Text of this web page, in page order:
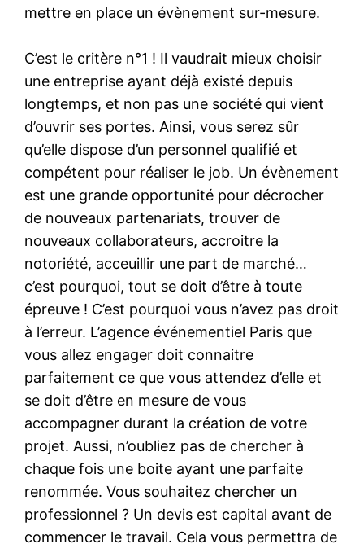
mettre en place un évènement sur-mesure.
C’est le critère n°1 ! Il vaudrait mieux choisir
une entreprise ayant déjà existé depuis
longtemps, et non pas une société qui vient
d’ouvrir ses portes. Ainsi, vous serez sûr
qu’elle dispose d’un personnel qualifié et
compétent pour réaliser le job. Un évènement
est une grande opportunité pour décrocher
de nouveaux partenariats, trouver de
nouveaux collaborateurs, accroitre la
notoriété, acceuillir une part de marché…
c’est pourquoi, tout se doit d’être à toute
épreuve ! C’est pourquoi vous n’avez pas droit
à l’erreur. L’agence événementiel Paris que
vous allez engager doit connaitre
parfaitement ce que vous attendez d’elle et
se doit d’être en mesure de vous
accompagner durant la création de votre
projet. Aussi, n’oubliez pas de chercher à
chaque fois une boite ayant une parfaite
renommée. Vous souhaitez chercher un
professionnel ? Un devis est capital avant de
commencer le travail. Cela vous permettra de